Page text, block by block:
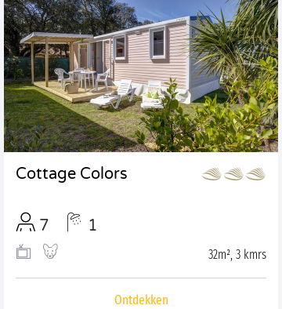
Cottage Colors
7 1
32m², 3 kmrs
Ontdekken